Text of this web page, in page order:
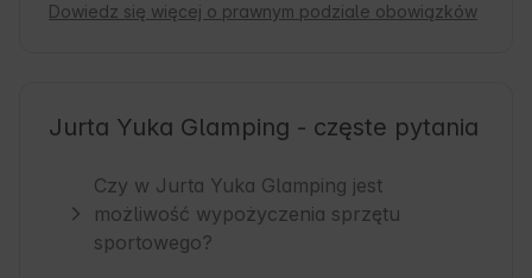
Dowiedz się więcej o prawnym podziale obowiązków
Jurta Yuka Glamping - częste pytania
Czy w Jurta Yuka Glamping jest
możliwość wypożyczenia sprzętu
sportowego?